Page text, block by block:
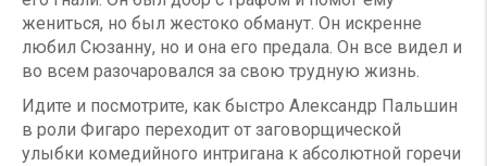
жениться, но был жестоко обманут. Он искренне
любил Сюзанну, но и она его предала. Он все видел и
во всем разочаровался за свою трудную жизнь.
Идите и посмотрите, как быстро Александр Пальшин
в роли Фигаро переходит от заговорщической
улыбки комедийного интригана к абсолютной горечи